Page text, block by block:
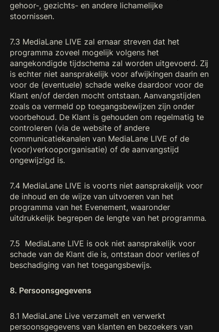
gehoor-, gezichts- en andere lichamelijke
stoornissen.
7.3 MediaLane LIVE zal ernaar streven dat het
programma zoveel mogelijk volgens het
aangekondigde tijdschema zal worden uitgevoerd. Zij
is echter niet aansprakelijk voor afwijkingen daarin en
voor de (eventuele) schade welke daardoor voor de
Klant en/of derden mocht ontstaan. Aanvangstijden
zoals oa vermeld op toegangsbewijzen zijn onder
voorbehoud. De Klant is gehouden om regelmatig te
controleren (via de website of andere
communicatiekanalen van MediaLane LIVE of de
(voor)verkooporganisatie) of de aanvangstijd
ongewijzigd is.
7.4 MediaLane LIVE is voorts niet aansprakelijk voor
de inhoud en de wijze van uitvoeren van het
programma van het Evenement, waaronder
uitdrukkelijk begrepen de lengte van het programma.
7.5 MediaLane LIVE is ook niet aansprakelijk voor
schade van de Klant die is, ontstaan door verlies of
beschadiging van het toegangsbewijs.
8. Persoonsgegevens
8.1 MediaLane Live verzamelt en verwerkt
persoonsgegevens van klanten en bezoekers van